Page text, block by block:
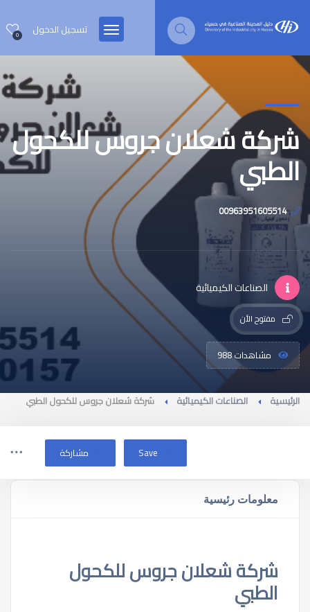
0 تسجيل الدخول
شركة شعلان جروس للكحول
الطبي
00963951605514
الصناعات الكيميائية
مفتوح الأن
مشاهدات 988
الرئيسية الصناعات الكيميائية شركة شعلان جروس للكحول الطبي
مشاركة
معلومات رئيسية
شركة شعلان جروس للكحول
الطبي